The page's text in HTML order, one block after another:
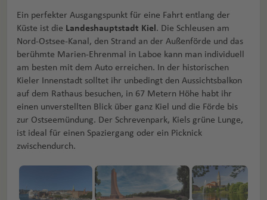
Ein perfekter Ausgangspunkt für eine Fahrt entlang der
Küste ist die Landeshauptstadt Kiel . Die Schleusen am
Nord-Ostsee-Kanal, den Strand an der Außenförde und das
berühmte Marien-Ehrenmal in Laboe kann man individuell
am besten mit dem Auto erreichen. In der historischen
Kieler Innenstadt solltet ihr unbedingt den Aussichtsbalkon
auf dem Rathaus besuchen, in 67 Metern Höhe habt ihr
einen unverstellten Blick über ganz Kiel und die Förde bis
zur Ostseemündung. Der Schrevenpark, Kiels grüne Lunge,
ist ideal für einen Spaziergang oder ein Picknick
zwischendurch.